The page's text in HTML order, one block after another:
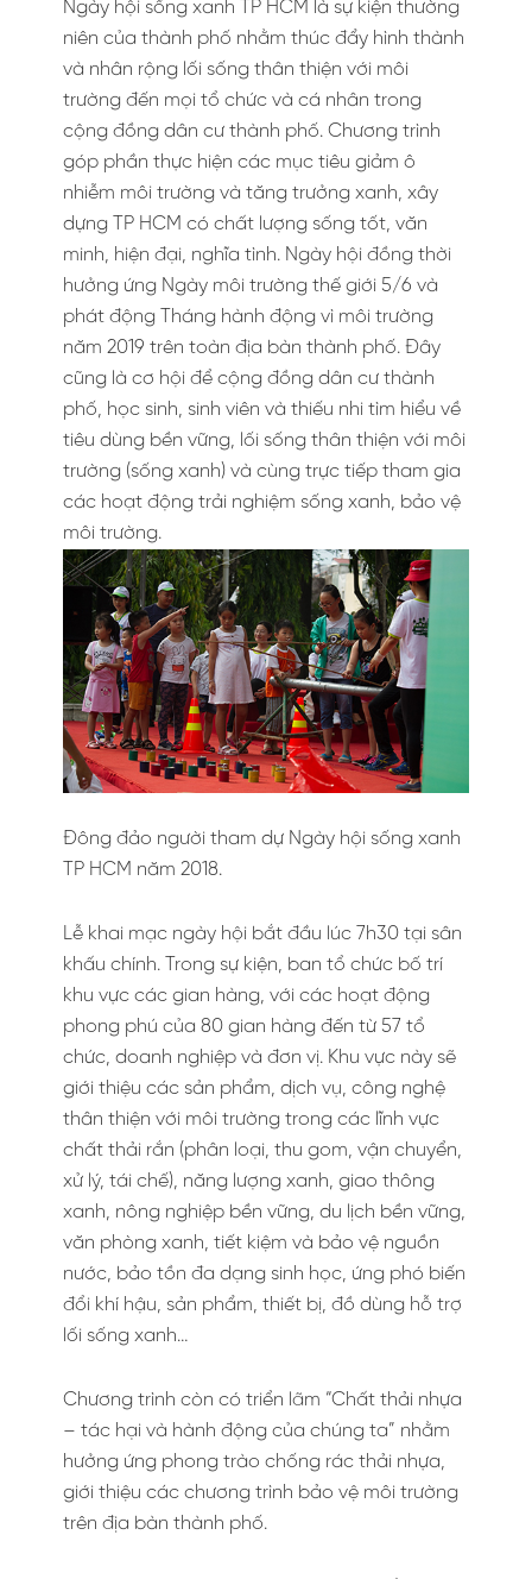
Ngày hội sống xanh TP HCM là sự kiện thường
niên của thành phố nhằm thúc đẩy hình thành
và nhân rộng lối sống thân thiện với môi
trường đến mọi tổ chức và cá nhân trong
cộng đồng dân cư thành phố. Chương trình
góp phần thực hiện các mục tiêu giảm ô
nhiễm môi trường và tăng trưởng xanh, xây
dựng TP HCM có chất lượng sống tốt, văn
minh, hiện đại, nghĩa tình. Ngày hội đồng thời
hưởng ứng Ngày môi trường thế giới 5/6 và
phát động Tháng hành động vì môi trường
năm 2019 trên toàn địa bàn thành phố. Đây
cũng là cơ hội để cộng đồng dân cư thành
phố, học sinh, sinh viên và thiếu nhi tìm hiểu về
tiêu dùng bền vững, lối sống thân thiện với môi
trường (sống xanh) và cùng trực tiếp tham gia
các hoạt động trải nghiệm sống xanh, bảo vệ
môi trường.
Đông đảo người tham dự Ngày hội sống xanh
TP HCM năm 2018.
Lễ khai mạc ngày hội bắt đầu lúc 7h30 tại sân
khấu chính. Trong sự kiện, ban tổ chức bố trí
khu vực các gian hàng, với các hoạt động
phong phú của 80 gian hàng đến từ 57 tổ
chức, doanh nghiệp và đơn vị. Khu vực này sẽ
giới thiệu các sản phẩm, dịch vụ, công nghệ
thân thiện với môi trường trong các lĩnh vực
chất thải rắn (phân loại, thu gom, vận chuyển,
xử lý, tái chế), năng lượng xanh, giao thông
xanh, nông nghiệp bền vững, du lịch bền vững,
văn phòng xanh, tiết kiệm và bảo vệ nguồn
nước, bảo tồn đa dạng sinh học, ứng phó biến
đổi khí hậu, sản phẩm, thiết bị, đồ dùng hỗ trợ
lối sống xanh…
Chương trình còn có triển lãm “Chất thải nhựa
– tác hại và hành động của chúng ta” nhằm
hưởng ứng phong trào chống rác thải nhựa,
giới thiệu các chương trình bảo vệ môi trường
trên địa bàn thành phố.